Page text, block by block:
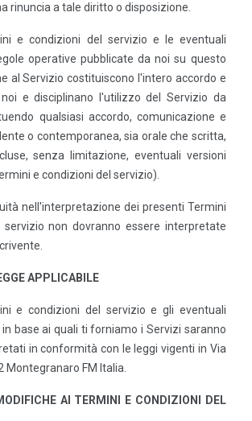
rinuncia a tale diritto o disposizione.
e condizioni del servizio e le eventuali
operative pubblicate da noi su questo
al Servizio costituiscono l'intero accordo e
e disciplinano l'utilizzo del Servizio da
qualsiasi accordo, comunicazione e
o contemporanea, sia orale che scritta,
senza limitazione, eventuali versioni
e condizioni del servizio).
nell'interpretazione dei presenti Termini
non dovranno essere interpretate
APPLICABILE
e condizioni del servizio e gli eventuali
base ai quali ti forniamo i Servizi saranno
in conformità con le leggi vigenti in Via
Montegranaro FM Italia.
AI TERMINI E CONDIZIONI DEL